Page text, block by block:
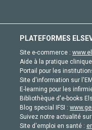
PLATEFORMES
Site e-commerce :
Aide à la pratique
Portail pour les
Site d'information sur
E-learning pour les
Bibliothèque d'e-books
Blog special IFSI :
Suivez notre actualité
Site d'emploi en santé :